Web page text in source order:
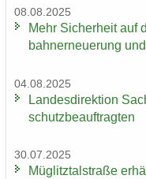
08.08.2025
Mehr Si­cher­heit auf
bahn­erneue­rung
04.08.2025
Lan­des­di­rek­ti­on
schutz­be­auf­trag­ten
30.07.2025
Müg­litz­tal­stra­ße